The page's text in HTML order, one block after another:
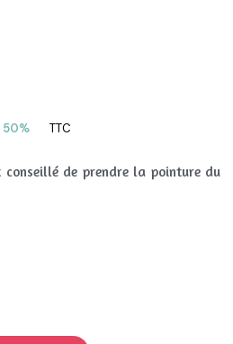
50% TTC
de prendre la pointure du